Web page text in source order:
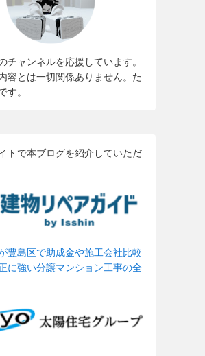
チャンネルを応援しています。
容とは一切関係ありません。た
す。
トで本ブログを紹介していただ
豊島区で助成金や施工会社比較
に強い分譲マンション工事の全